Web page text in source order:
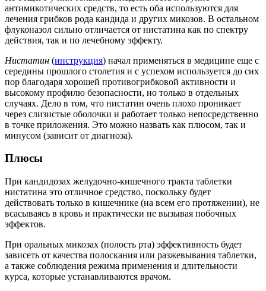
антимикотических средств, то есть оба используются для
лечения грибков рода кандида и других микозов. В остальном
флуконазол сильно отличается от нистатина как по спектру
действия, так и по лечебному эффекту.
Нистатин (инструкция) начал применяться в медицине еще с
середины прошлого столетия и с успехом используется до сих
пор благодаря хорошей противогрибковой активности и
высокому профилю безопасности, но только в отдельных
случаях. Дело в том, что нистатин очень плохо проникает
через слизистые оболочки и работает только непосредственно
в точке приложения. Это можно назвать как плюсом, так и
минусом (зависит от диагноза).
Плюсы
При кандидозах желудочно-кишечного тракта таблетки
нистатина это отличное средство, поскольку будет
действовать только в кишечнике (на всем его протяжении), не
всасываясь в кровь и практически не вызывая побочных
эффектов.
При оральных микозах (полость рта) эффективность будет
зависеть от качества полоскания или разжевывания таблетки,
а также соблюдения режима применения и длительности
курса, которые устанавливаются врачом.